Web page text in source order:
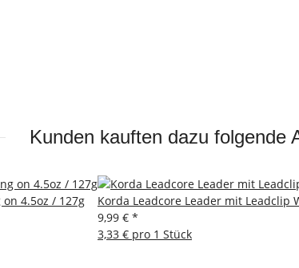
Kunden kauften dazu folgende
on 4.5oz / 127g
Korda Leadcore Leader mit Leadclip
9,99 € *
3,33 € pro 1 Stück